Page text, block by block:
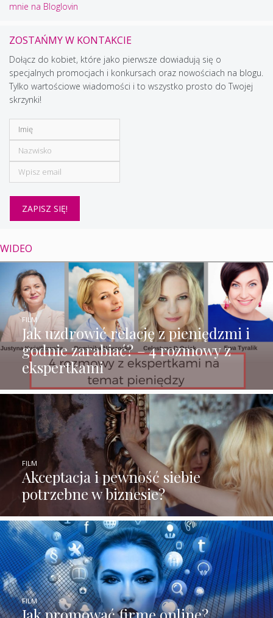
mnie na Bloglovin
ZOSTAŃMY W KONTAKCIE
Dołącz do kobiet, które jako pierwsze dowiadują się o
specjalnych promocjach i konkursach oraz nowościach na blogu.
Tylko wartościowe wiadomości i to wszystko prosto do Twojej
skrzynki!
WIDEO
Jak uzdrowić relację z pieniędzmi i
godnie zarabiać? – 4 rozmowy z
ekspertkami
FILM
Akceptacja i pewność siebie
potrzebne w biznesie?
FILM
FILM